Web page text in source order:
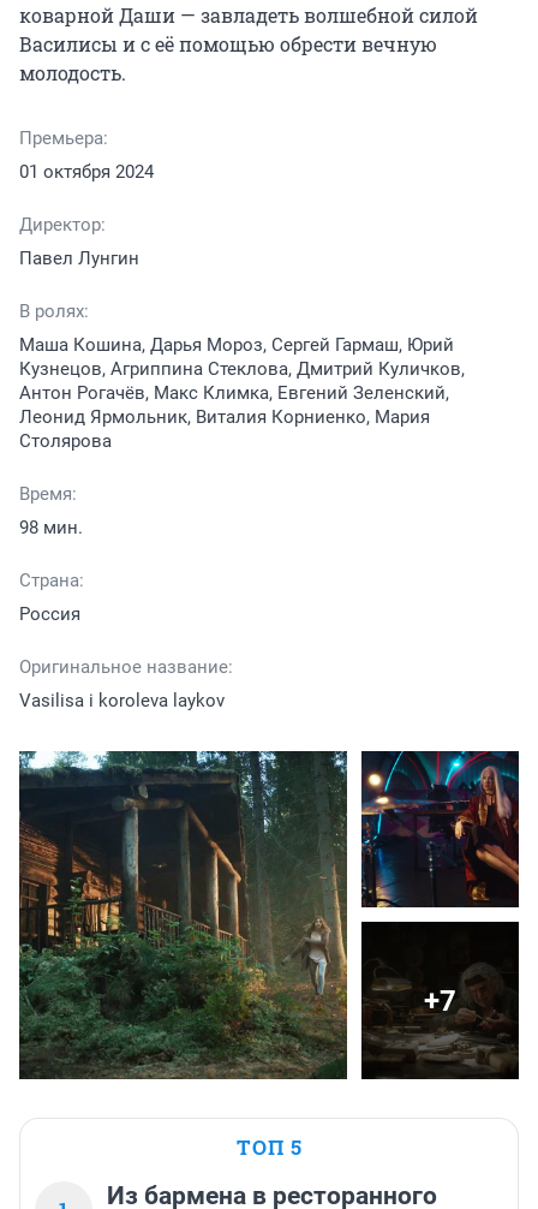
коварной Даши — завладеть волшебной силой
Василисы и с её помощью обрести вечную
молодость.
Премьера:
01 октября 2024
Директор:
Павел Лунгин
В ролях:
Маша Кошина, Дарья Мороз, Сергей Гармаш, Юрий
Кузнецов, Агриппина Стеклова, Дмитрий Куличков,
Антон Рогачёв, Макс Климка, Евгений Зеленский,
Леонид Ярмольник, Виталия Корниенко, Мария
Столярова
Время:
98 мин.
Страна:
Россия
Оригинальное название:
Vasilisa i koroleva laykov
+7
ТОП 5
Из бармена в ресторанного